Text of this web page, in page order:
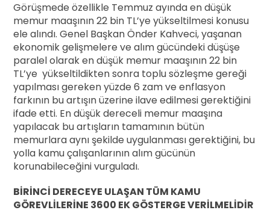
Görüşmede özellikle Temmuz ayında en düşük
memur maaşının 22 bin TL’ye yükseltilmesi konusu
ele alındı. Genel Başkan Önder Kahveci, yaşanan
ekonomik gelişmelere ve alım gücündeki düşüşe
paralel olarak en düşük memur maaşının 22 bin
TL’ye yükseltildikten sonra toplu sözleşme gereği
yapılması gereken yüzde 6 zam ve enflasyon
farkının bu artışın üzerine ilave edilmesi gerektiğini
ifade etti. En düşük dereceli memur maaşına
yapılacak bu artışların tamamının bütün
memurlara aynı şekilde uygulanması gerektiğini, bu
yolla kamu çalışanlarının alım gücünün
korunabileceğini vurguladı.
BİRİNCİ DERECEYE ULAŞAN TÜM KAMU
GÖREVLİLERİNE 3600 EK GÖSTERGE VERİLMELİDİR